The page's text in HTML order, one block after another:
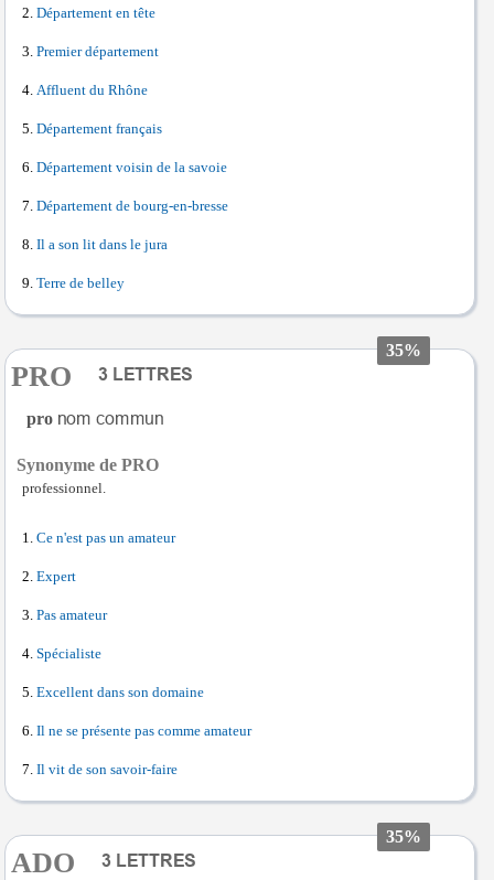
Département en tête
Premier département
Affluent du Rhône
Département français
Département voisin de la savoie
Département de bourg-en-bresse
Il a son lit dans le jura
Terre de belley
35%
PRO
pro
Synonyme de PRO
professionnel.
Ce n'est pas un amateur
Expert
Pas amateur
Spécialiste
Excellent dans son domaine
Il ne se présente pas comme amateur
Il vit de son savoir-faire
35%
ADO